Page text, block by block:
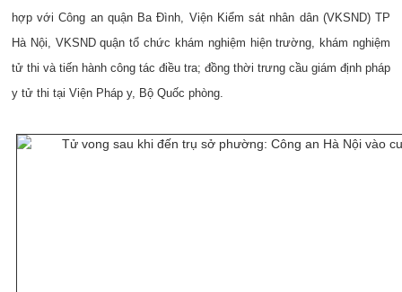
hợp với Công an quận Ba Đình, Viện Kiểm sát nhân dân (VKSND) TP
Hà Nội, VKSND quận tổ chức khám nghiệm hiện trường, khám nghiệm
tử thi và tiến hành công tác điều tra; đồng thời trưng cầu giám định pháp
y tử thi tại Viện Pháp y, Bộ Quốc phòng.